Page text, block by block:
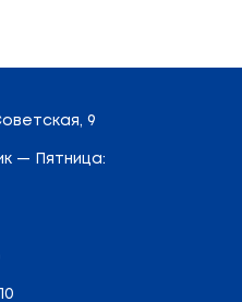
9
— Пятница: